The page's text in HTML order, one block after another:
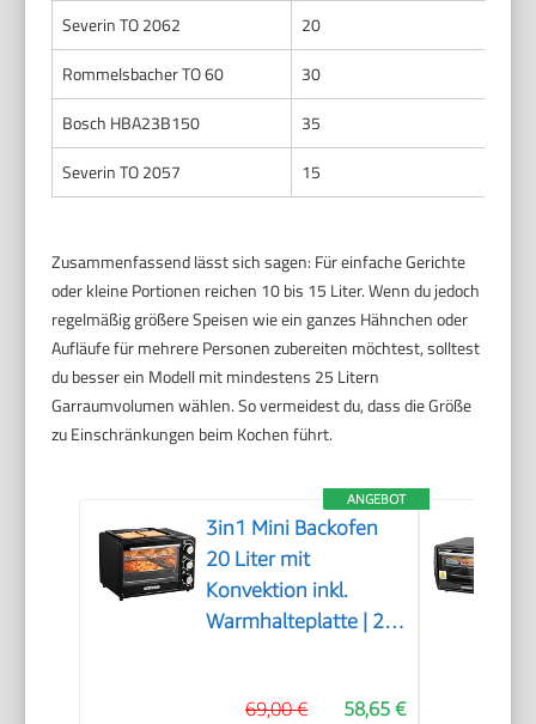
Severin TO 2062
20
Rommelsbacher TO 60
30
Bosch HBA23B150
35
Severin TO 2057
15
Zusammenfassend lässt sich sagen: Für einfache Gerichte
oder kleine Portionen reichen 10 bis 15 Liter. Wenn du jedoch
regelmäßig größere Speisen wie ein ganzes Hähnchen oder
Aufläufe für mehrere Personen zubereiten möchtest, solltest
du besser ein Modell mit mindestens 25 Litern
Garraumvolumen wählen. So vermeidest du, dass die Größe
zu Einschränkungen beim Kochen führt.
ANGEBOT
3in1 Mini Backofen
20 Liter mit
Konvektion inkl.
Warmhalteplatte | 2
Pizza-Ofen |
58,65 €
69,00 €